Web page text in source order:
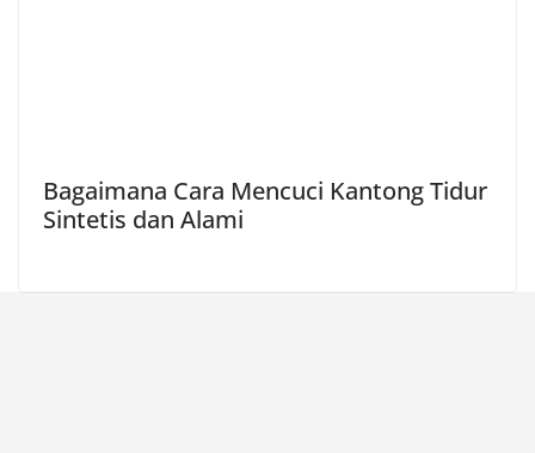
Bagaimana Cara Mencuci Kantong Tidur
Sintetis dan Alami